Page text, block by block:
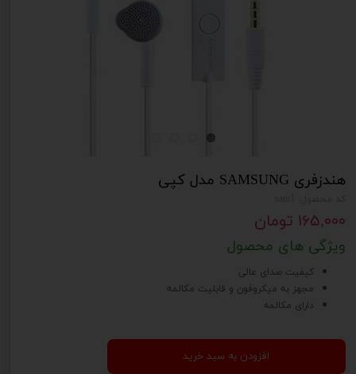
هندزفری SAMSUNG مدل کپی
۱۶۵,۰۰۰ تومان
ویژگی های محصول
کیفیت صدای عالی
مجهز به میکروفون و قابلیت مکالمه
دارای مکالمه
افزودن به سبد خرید